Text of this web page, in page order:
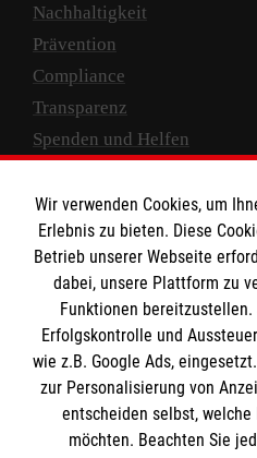
Nachhaltigkeit
Prävention
Compliance
Transparenz
Spenden und Helfen
Empfänger: Malteser
IBAN: DE10 3706 0120
BIC: GENODED 1PA7
Wir verwenden Cookies, um
Erlebnis zu bieten. Diese
Betrieb unserer Webseite
dabei, unsere Plattform zu
Funktionen
Erfolgskontrolle und
wie z.B. Google Ads,
zur Personalisierung von
entscheiden selbst,
möchten. Beachten Sie